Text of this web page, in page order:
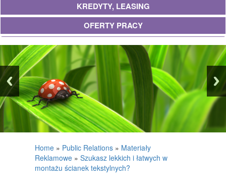
KREDYTY, LEASING
OFERTY PRACY
UBEZPIECZENIA
EKOLOGIA
BANKI, PRZELEWY, WALUTY, KANTORY
WYKOŃCZENIA
PROJEKTOWANIE
MATERIAŁY BUDOWLANE
Home » Public Relations » Materiały
Reklamowe » Szukasz lekkich i łatwych w
montażu ścianek tekstylnych?